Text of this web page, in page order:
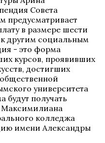
Совета
предусматривает
в размере шести
другим социальным
- это форма
курсов, проявивших
достигших
университета
будут получать
колледжа
имени Александры